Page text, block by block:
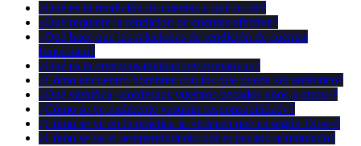
¿Qué es la rendición de cuentas y qué no es?
¿Qué requiere la rendición de cuentas efectiva?
¿Qué hace que las relaciones de rendición de cuentas
funcionen?
¿Qué es la «responsabilidad performativa»?
¿Cómo encuentro hombres con los que pueda ser auténtico?
¿Qué significa «confesaos vuestros pecados unos a otros»?
¿Cómo se ve realmente «asumir responsabilidad»?
¿Cómo se ve en la práctica la «tristeza que es según Dios»?
¿Cómo se ve el arrepentimiento por el pecado acumulado?